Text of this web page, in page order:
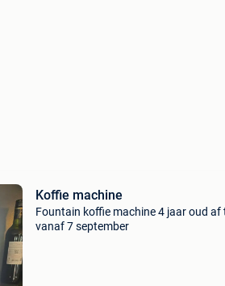
Koffie machine
Fountain koffie machine 4 jaar oud af
vanaf 7 september